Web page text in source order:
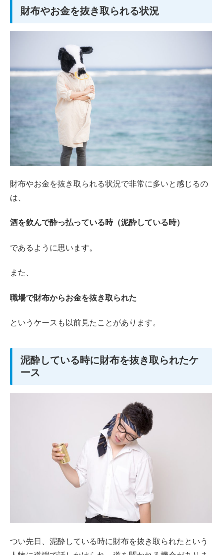
財布やお金を抜き取られる状況
財布やお金を抜き取られる状況で非常に多いと感じるの
は、
酒を飲んで酔っ払っている時（泥酔している時）
であるように思います。
また、
職場で財布からお金を抜き取られた
というケースも以前見たことがあります。
泥酔している時に財布を抜き取られたケ
ース
つい先日、泥酔している時に財布を抜き取られたという